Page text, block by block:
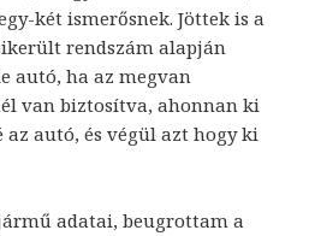
két ismerősnek. Jöttek is a
rendszám alapján
autó, ha az megvan
van biztosítva, ahonnan ki
autó, és végül azt hogy ki
adatai, beugrottam a